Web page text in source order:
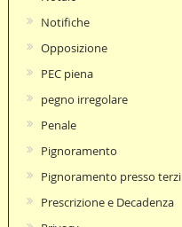
Notifiche
Opposizione
PEC piena
pegno irregolare
Penale
Pignoramento
Pignoramento presso terzi
Prescrizione e Decadenza